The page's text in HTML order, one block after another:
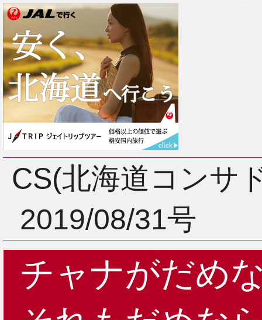
2月
1月
5月
4月
3月
2月
CS(北海道コンサ
2019/08/31号
チャナがだめ